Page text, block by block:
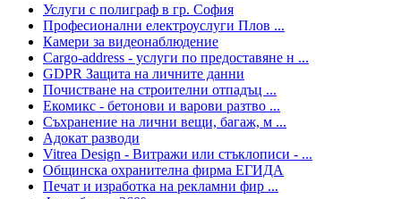
Услуги с полиграф в гр. София
Професионални електроуслуги Плов ...
Камери за видеонаблюдение
Cargo-address - услуги по предоставяне н ...
GDPR Защита на личните данни
Почистване на строителни отпадъц ...
Екомикс - бетонови и варови разтво ...
Съхранение на лични вещи, багаж, м ...
Адокат разводи
Vitrea Design - Витражи или стъклописи - ...
Общинска охранителна фирма ЕГИДА
Печат и изработка на рекламни фир ...